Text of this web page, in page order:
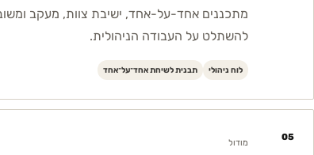
מתכננים אחד-על-אחד, ישיבת צוות, מעקב
להשתלט על העבודה הניהולית.
לוח ניהולי תבנית לשיחת אחד־על־אחד
05
מודול